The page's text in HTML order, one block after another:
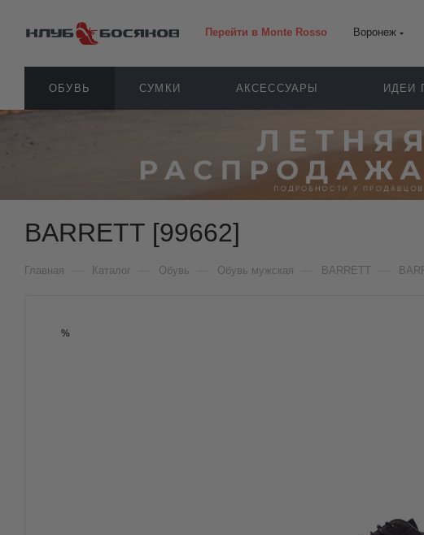
Перейти в Monte Rosso Воронеж
ОБУВЬ СУМКИ АКСЕССУАРЫ ИДЕИ
BARRETT [99662]
Главная Каталог Обувь Обувь мужская BARRETT
%